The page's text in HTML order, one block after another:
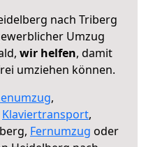
nach Triberg
Umzug
wir helfen, damit
umziehen können.
,
Klaviertransport,
Fernumzug oder